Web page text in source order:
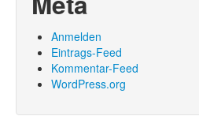
Anmelden
Eintrags-Feed
Kommentar-Feed
WordPress.org